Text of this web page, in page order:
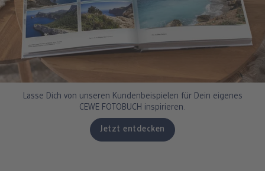
Lasse Dich von unseren Kundenbeispielen für Dein eigenes
CEWE FOTOBUCH inspirieren.
Jetzt entdecken